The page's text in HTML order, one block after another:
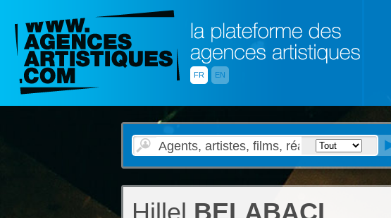
FR EN
Hillel BELABACI